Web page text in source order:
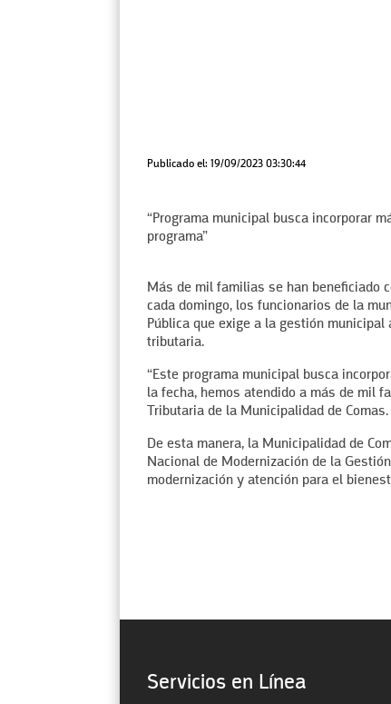
Publicado el: 19/09/2023 03:30:44
“Programa municipal busca incorporar
programa”
Más de mil familias se han beneficiado
cada domingo, los funcionarios de la
Pública que exige a la gestión
tributaria.
“Este programa municipal busca
la fecha, hemos atendido a más de mil
Tributaria de la Municipalidad de Comas.
De esta manera, la Municipalidad de
Nacional de Modernización de la
modernización y atención para el
Servicios en Línea